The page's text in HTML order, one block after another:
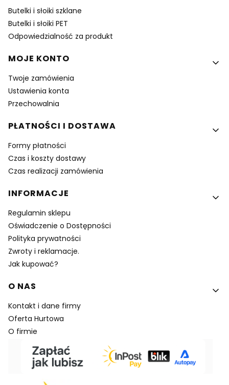
Butelki i słoiki szklane
Butelki i słoiki PET
Odpowiedzialność za produkt
MOJE KONTO
Twoje zamówienia
Ustawienia konta
Przechowalnia
PŁATNOŚCI I DOSTAWA
Formy płatności
Czas i koszty dostawy
Czas realizacji zamówienia
INFORMACJE
Regulamin sklepu
Oświadczenie o Dostępności
Polityka prywatności
Zwroty i reklamacje.
Jak kupować?
O NAS
Kontakt i dane firmy
Oferta Hurtowa
O firmie